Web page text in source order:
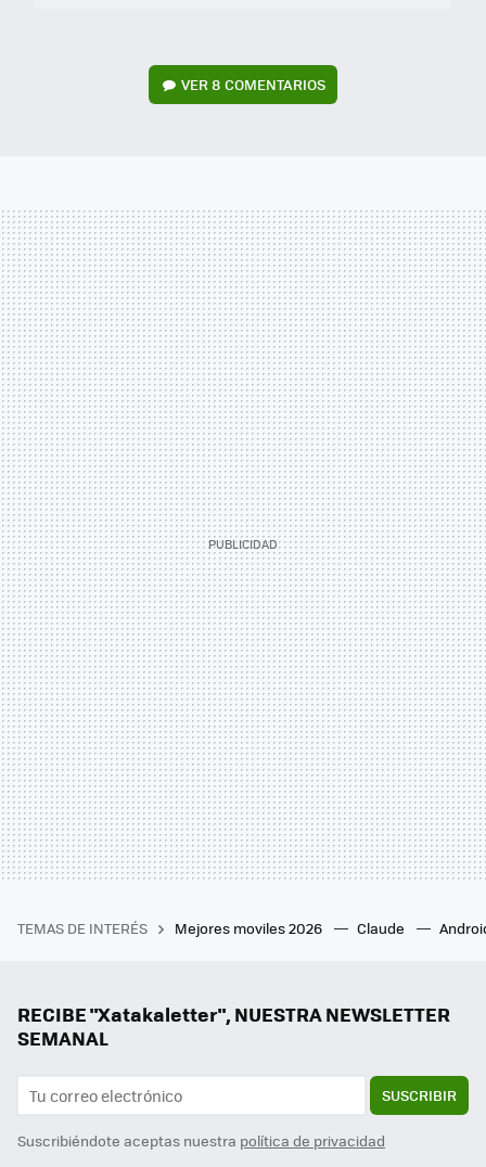
VER8 COMENTARIOS
TEMAS DE INTERÉS Mejores moviles 2026 Claude
RECIBE "Xatakaletter", NUESTRA NEWSLETTER
SEMANAL
SUSCRIBIR
Suscribiéndote aceptas nuestra política de privacidad